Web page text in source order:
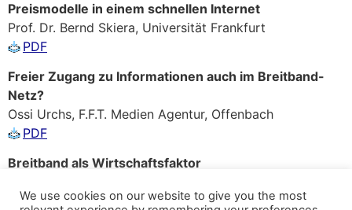
Preismodelle in einem schnellen Internet
Prof. Dr. Bernd Skiera, Universität Frankfurt
PDF
Freier Zugang zu Informationen auch im Breitband-
Netz?
Ossi Urchs, F.F.T. Medien Agentur, Offenbach
PDF
Breitband als Wirtschaftsfaktor
PDF
We use cookies on our website to give you the most